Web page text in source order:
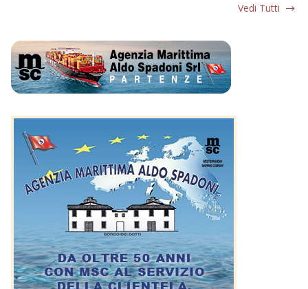
Vedi Tutti